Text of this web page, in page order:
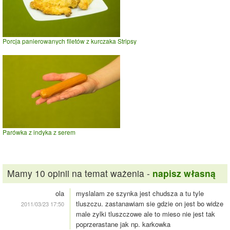
Porcja panierowanych filetów z kurczaka Stripsy
Parówka z indyka z serem
Mamy 10 opinii na temat ważenia - napisz własną
ola
2011/03/23 17:50
myslalam ze szynka jest chudsza a tu tyle
tluszczu. zastanawiam sie gdzie on jest bo widze
male zylki tluszczowe ale to mieso nie jest tak
poprzerastane jak np. karkowka